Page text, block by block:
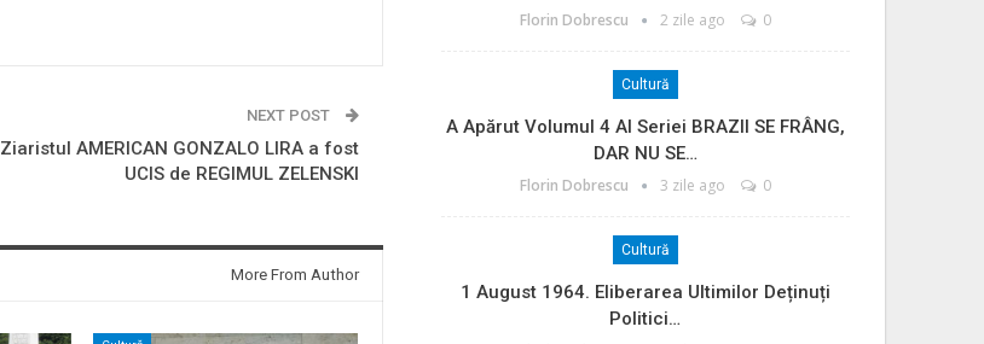
NEXT POST
Ziaristul AMERICAN GONZALO LIRA a fost
UCIS de REGIMUL ZELENSKI
More From Author
Florin Dobrescu 2 zile ago 0
Cultură
A Apărut Volumul 4 Al Seriei BRAZII SE FRÂNG,
DAR NU SE…
Florin Dobrescu 3 zile ago 0
Cultură
1 August 1964. Eliberarea Ultimilor Deținuți
Politici…